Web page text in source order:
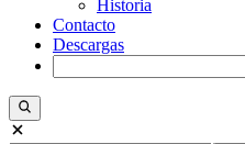
Historia
Contacto
Descargas